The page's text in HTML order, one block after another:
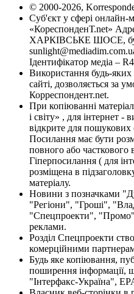
© 2000-2026,
Суб'єкт у сфері онлайн-
«КореспонденТ.net»
ХАРКІВСЬКЕ ШОСЕ,
Ідентифікатор медіа –
Використання будь-яких
сайті, дозволяється за
Корреспондент.net.
При копіюванні
і світу» , для інтернет -
відкрите для пошукових
Посилання має бути
повного або часткового
Гіперпосилання ( для
розміщена в
матеріалу.
Новини з позначками
"Регіони", "Гроші",
"Спецпроекти", "Промо"
реклами.
Розділ Спецпроекти
комерційними
Будь яке копіювання,
поширення інформації,
"Інтерфакс-Україна",